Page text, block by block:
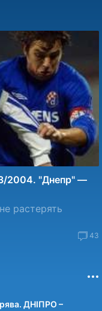
2004. "Днепр" —
растерять
43
ДНІПРО –